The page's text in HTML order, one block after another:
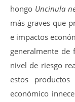
hongo Uncinula
más graves que
e impactos
generalmente de
nivel de riesgo
estos
económico